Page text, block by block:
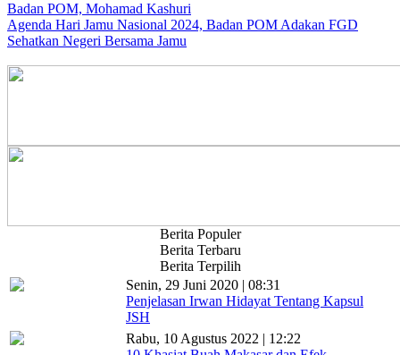
Badan POM, Mohamad Kashuri
Agenda Hari Jamu Nasional 2024, Badan POM Adakan FGD
Sehatkan Negeri Bersama Jamu
Berita Populer
Berita Terbaru
Berita Terpilih
Senin, 29 Juni 2020 | 08:31
Penjelasan Irwan Hidayat Tentang Kapsul
JSH
Rabu, 10 Agustus 2022 | 12:22